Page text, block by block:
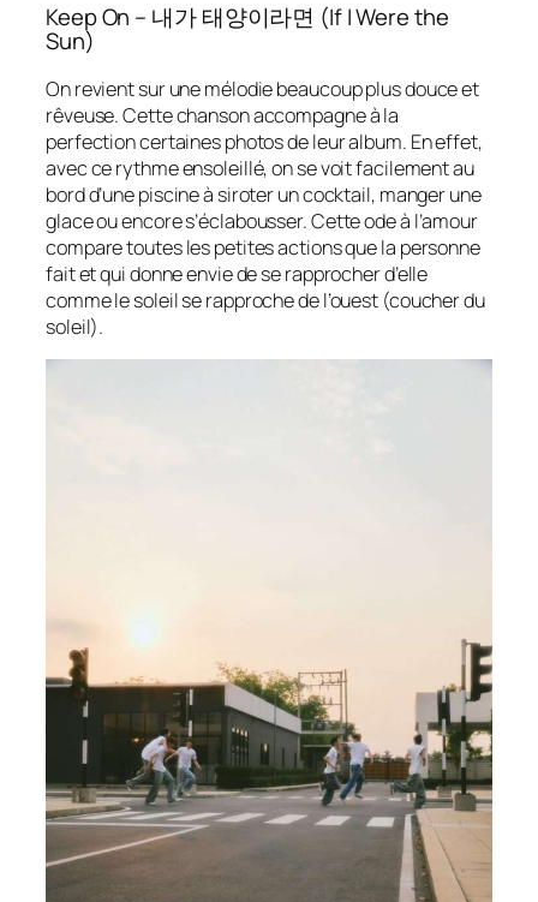
Keep On – 내가 태양이라면 (If I Were the
Sun)
On revient sur une mélodie beaucoup plus douce et
rêveuse. Cette chanson accompagne à la
perfection certaines photos de leur album. En effet,
avec ce rythme ensoleillé, on se voit facilement au
bord d’une piscine à siroter un cocktail, manger une
glace ou encore s’éclabousser. Cette ode à l’amour
compare toutes les petites actions que la personne
fait et qui donne envie de se rapprocher d’elle
comme le soleil se rapproche de l’ouest (coucher du
soleil).